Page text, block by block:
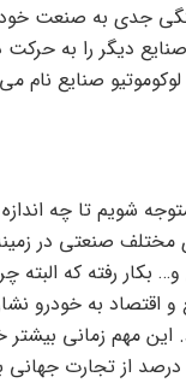
دیگر را به
صنایع نام
شویم تا چه
صنعتی در
بکار رفته که
اقتصاد به خودرو
مهم زمانی بیشتر